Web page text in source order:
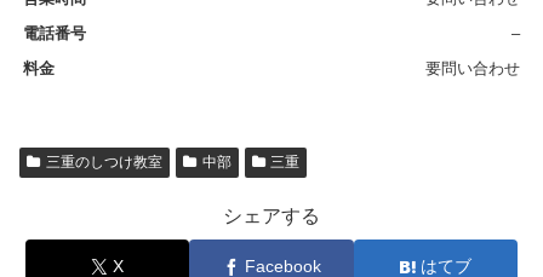
–
要問い合わせ
三重のしつけ教室 中部 三重
シェアする
X Facebook はてブ